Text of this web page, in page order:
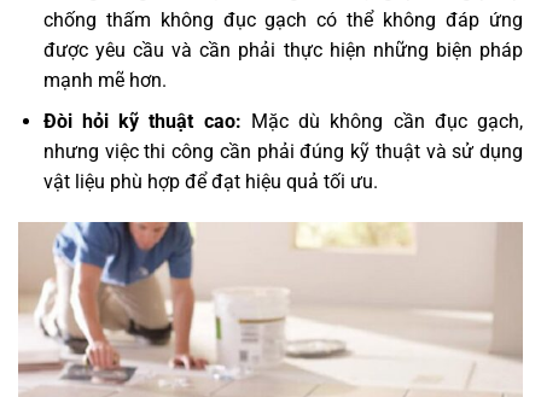
chống thấm không đục gạch có thể không đáp ứng
được yêu cầu và cần phải thực hiện những biện pháp
mạnh mẽ hơn.
Đòi hỏi kỹ thuật cao: Mặc dù không cần đục gạch,
nhưng việc thi công cần phải đúng kỹ thuật và sử dụng
vật liệu phù hợp để đạt hiệu quả tối ưu.